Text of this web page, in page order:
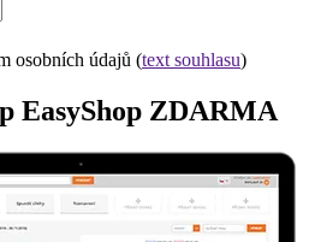
osobních údajů (text souhlasu)
EasyShop ZDARMA